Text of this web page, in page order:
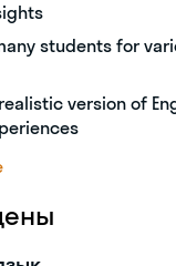
students for
version of